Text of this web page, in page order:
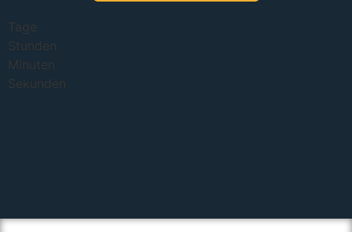
Tage
Stunden
Minuten
Sekunden